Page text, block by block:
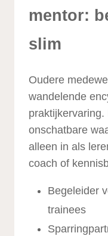
mentor:
slim
Oudere
wandelende
onschatbare
alleen in als
coach of
Begeleider
trainees